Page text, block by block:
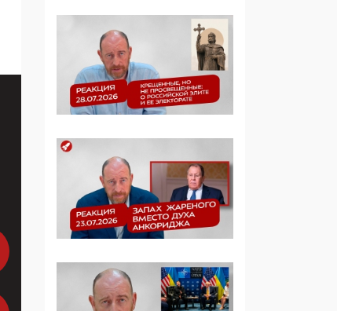
Разбор учебника
Обществознания под
редакцией Медведева:
суверенитет,
традиционные
ценности и немного
11:53, 09 Июня 2026
Прокуратура наконец
увидела
экстремистскую
деятельность ИИТО
ЮНЕСКО в России, но
цифроглобалисты
продолжают